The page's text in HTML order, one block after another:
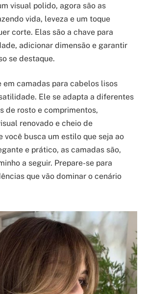
visual polido, agora são as
vida, leveza e um toque
corte. Elas são a chave para
adicionar dimensão e garantir
se destaque.
em camadas para cabelos lisos
Ele se adapta a diferentes
de rosto e comprimentos,
renovado e cheio de
você busca um estilo que seja ao
e prático, as camadas são,
a seguir. Prepare-se para
que vão dominar o cenário